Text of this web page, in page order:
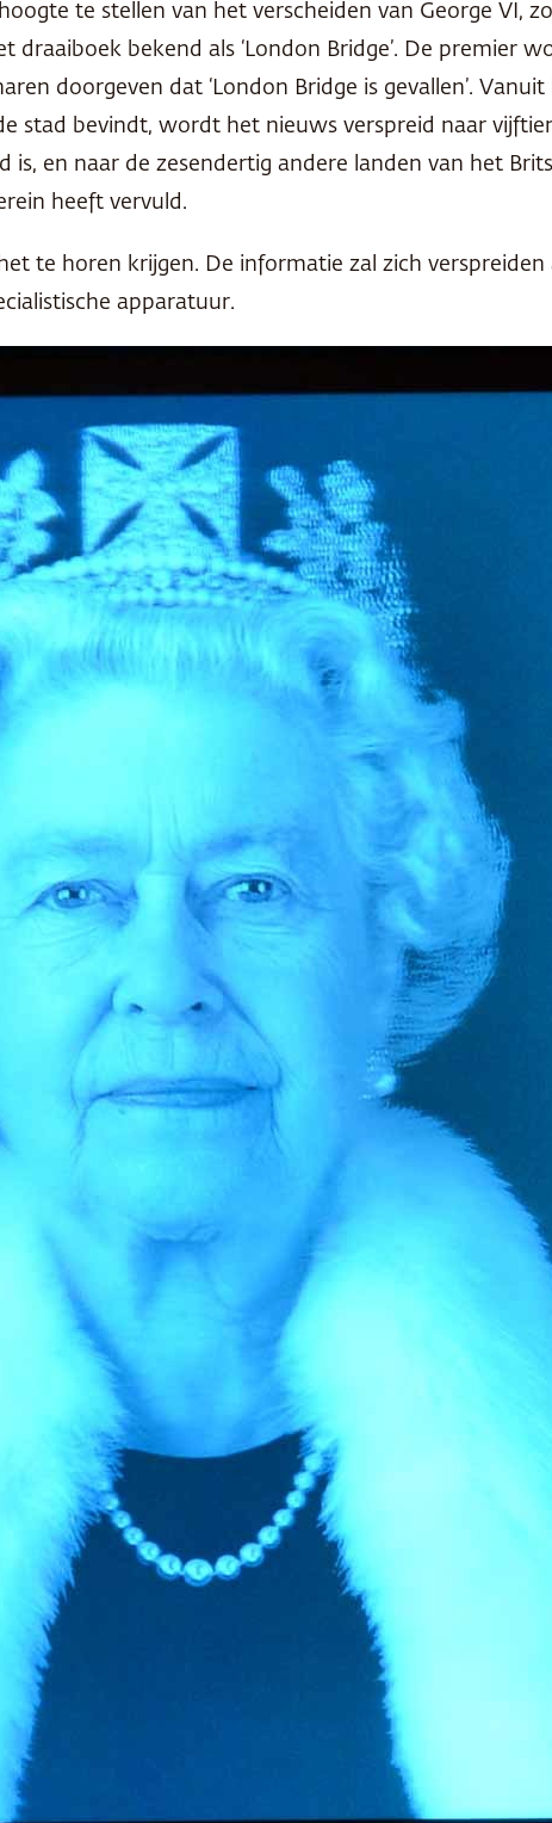
te stellen van het verscheiden van George VI,
draaiboek bekend als ‘London Bridge’. De
doorgeven dat ‘London Bridge is gevallen’. Vanuit
stad bevindt, wordt het nieuws verspreid naar
en naar de zesendertig andere landen van het
heeft vervuld.
te horen krijgen. De informatie zal zich verspreiden
apparatuur.